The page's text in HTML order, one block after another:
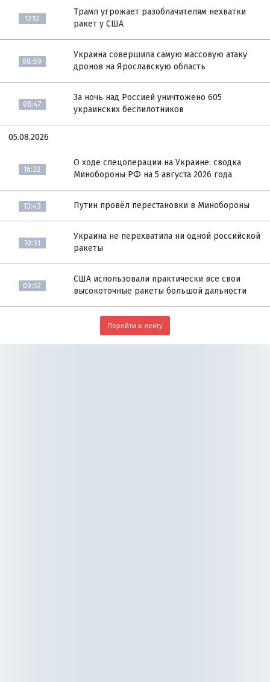
12:12
Трамп угрожает разоблачителям нехватки
ракет у США
08:59
Украина совершила самую массовую атаку
дронов на Ярославскую область
08:47
За ночь над Россией уничтожено 605
украинских беспилотников
05.08.2026
16:32
О ходе спецоперации на Украине: сводка
Минобороны РФ на 5 августа 2026 года
13:43 Путин провёл перестановки в Минобороны
10:31
Украина не перехватила ни одной российской
ракеты
09:52
США использовали практически все свои
высокоточные ракеты большой дальности
Перейти в ленту